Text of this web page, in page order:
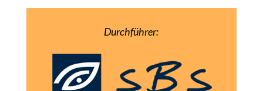
Durchführer: